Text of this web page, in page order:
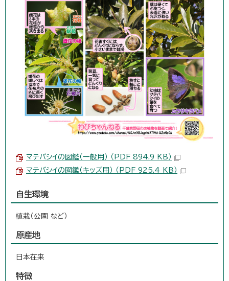
マテバシイの図鑑（一般用） （PDF 894.9 KB）
マテバシイの図鑑（キッズ用） （PDF 925.4 KB）
自生環境
植栽（公園 など）
原産地
日本在来
特徴